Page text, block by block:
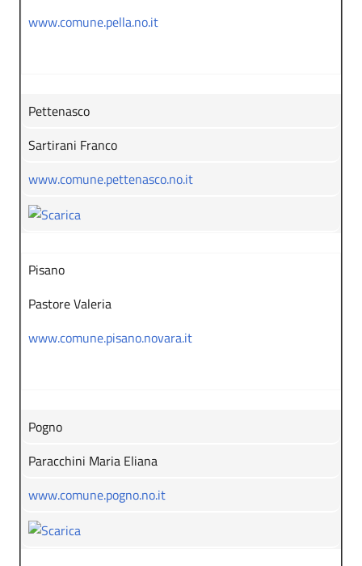
www.comune.pella.no.it
Pettenasco
Sartirani Franco
www.comune.pettenasco.no.it
Pisano
Pastore Valeria
www.comune.pisano.novara.it
Pogno
Paracchini Maria Eliana
www.comune.pogno.no.it